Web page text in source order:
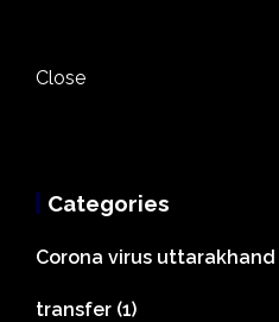
Close
Categories
Corona virus uttarakhand
transfer (1)